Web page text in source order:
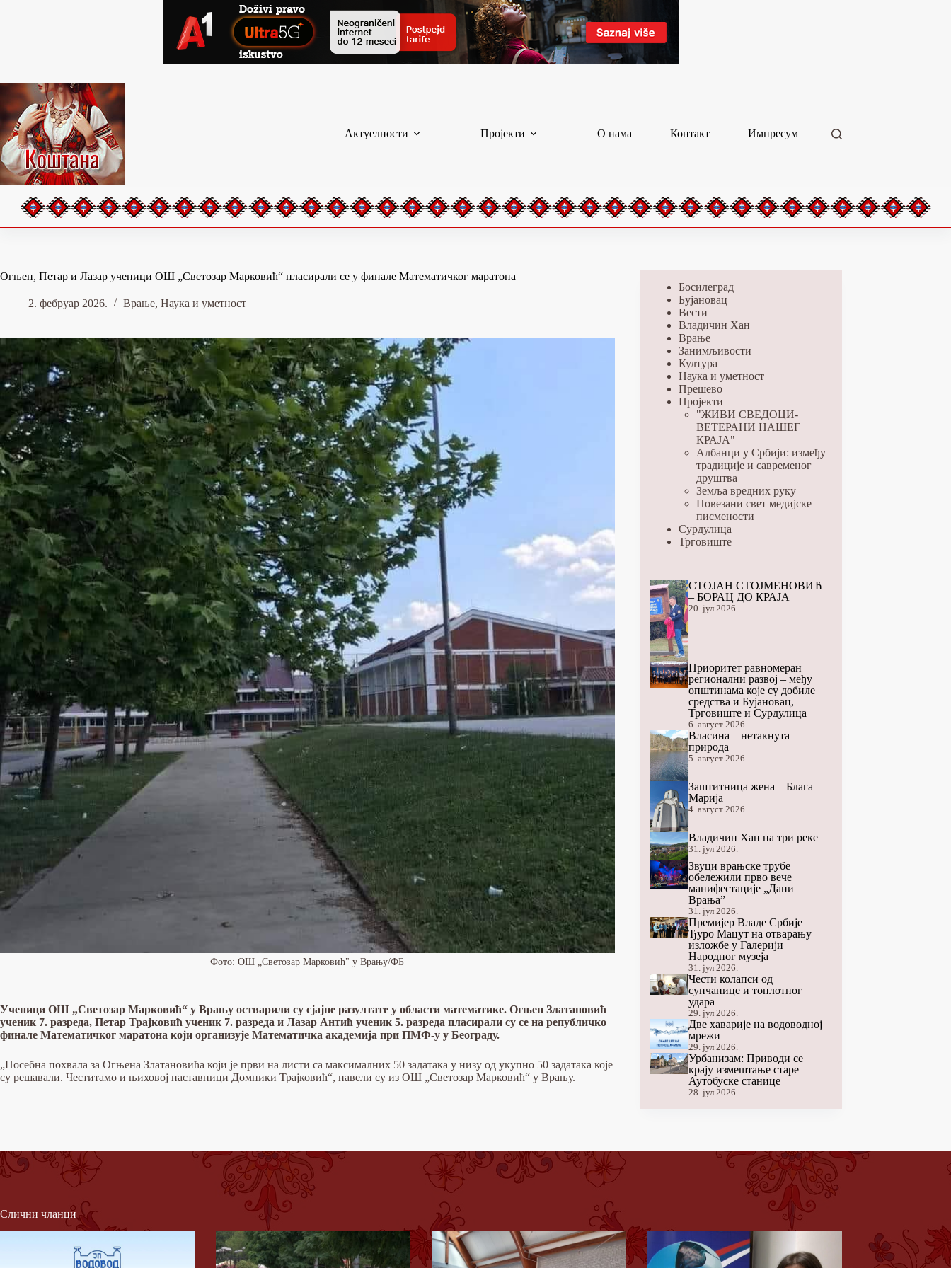
Актуелности Пројекти О нама Контакт Импресум
Огњен, Петар и Лазар ученици ОШ „Светозар Марковић“ пласирали се у финале Математичког маратона
2. фебруар 2026. Врање, Наука и уметност
Фото: ОШ „Светозар Марковић" у Врању/ФБ
Ученици ОШ „Светозар Марковић“ у Врању остварили су сјајне разултате у области математике. Огњен Златановић
ученик 7. разреда, Петар Трајковић ученик 7. разреда и Лазар Антић ученик 5. разреда пласирали су се на републичко
финале Математичког маратона који организује Математичка академија при ПМФ-у у Београду.
„Посебна похвала за Огњена Златановића који је први на листи са максималних 50 задатака у низу од укупно 50 задатака које
су решавали. Честитамо и њиховој наставници Домники Трајковић“, навели су из ОШ „Светозар Марковић“ у Врању.
Босилеград
Бујановац
Вести
Владичин Хан
Врање
Занимљивости
Култура
Наука и уметност
Прешево
Пројекти
"ЖИВИ СВЕДОЦИ-
ВЕТЕРАНИ НАШЕГ
КРАЈА"
Албанци у Србији: између
традиције и савременог
друштва
Земља вредних руку
Повезани свет медијске
писмености
Сурдулица
Трговиште
СТОЈАН СТОЈМЕНОВИЋ
– БОРАЦ ДО КРАЈА
20. јул 2026.
Приоритет равномеран
регионални развој – међу
општинама које су добиле
средства и Бујановац,
Трговиште и Сурдулица
6. август 2026.
Власина – нетакнута
природа
5. август 2026.
Заштитница жена – Блага
Марија
4. август 2026.
Владичин Хан на три реке
31. јул 2026.
Звуци врањске трубе
обележили прво вече
манифестације „Дани
Врања”
31. јул 2026.
Премијер Владе Србије
Ђуро Мацут на отварању
изложбе у Галерији
Народног музеја
31. јул 2026.
Чести колапси од
сунчанице и топлотног
удара
29. јул 2026.
Две хаварије на водоводној
мрежи
29. јул 2026.
Урбанизам: Приводи се
крају измештање старе
Аутобуске станице
28. јул 2026.
Слични чланци